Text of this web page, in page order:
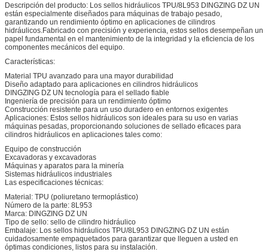
Descripción del producto: Los sellos hidráulicos TPU/8L953 DINGZING DZ UN
están especialmente diseñados para máquinas de trabajo pesado,
garantizando un rendimiento óptimo en aplicaciones de cilindros
hidráulicos.Fabricado con precisión y experiencia, estos sellos desempeñan un
papel fundamental en el mantenimiento de la integridad y la eficiencia de los
componentes mecánicos del equipo.
Características:
Material TPU avanzado para una mayor durabilidad
Diseño adaptado para aplicaciones en cilindros hidráulicos
DINGZING DZ UN tecnología para el sellado fiable
Ingeniería de precisión para un rendimiento óptimo
Construcción resistente para un uso duradero en entornos exigentes
Aplicaciones: Estos sellos hidráulicos son ideales para su uso en varias
máquinas pesadas, proporcionando soluciones de sellado eficaces para
cilindros hidráulicos en aplicaciones tales como:
Equipo de construcción
Excavadoras y excavadoras
Máquinas y aparatos para la minería
Sistemas hidráulicos industriales
Las especificaciones técnicas:
Material: TPU (poliuretano termoplástico)
Número de la parte: 8L953
Marca: DINGZING DZ UN
Tipo de sello: sello de cilindro hidráulico
Embalaje: Los sellos hidráulicos TPU/8L953 DINGZING DZ UN están
cuidadosamente empaquetados para garantizar que lleguen a usted en
óptimas condiciones, listos para su instalación.